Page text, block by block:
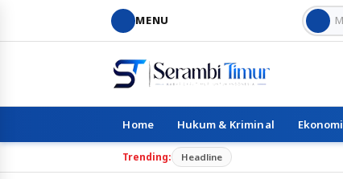
MENU
Home Hukum & Kriminal Ekonomi
Trending: Headline